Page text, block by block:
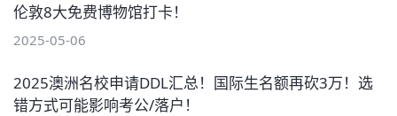
伦敦8大免费博物馆打卡！
2025-05-06
2025澳洲名校申请DDL汇总！国际生名额再砍3万！选
错方式可能影响考公/落户！